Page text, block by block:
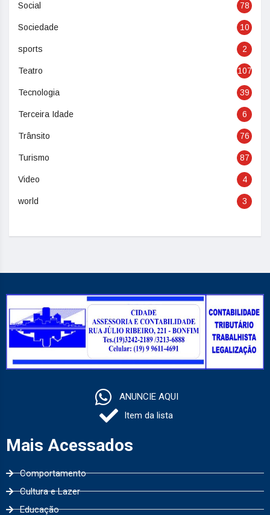
Social 78
Sociedade 10
sports 2
Teatro 107
Tecnologia 39
Terceira Idade 6
Trânsito 76
Turismo 87
Video 4
world 3
ANUNCIE AQUI
Item da lista
Mais Acessados
Comportamento
Cultura e Lazer
Educação